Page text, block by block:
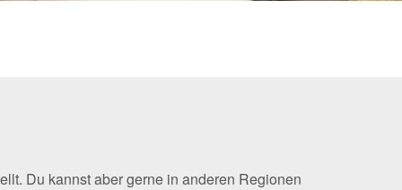
Du kannst aber gerne in anderen Regionen